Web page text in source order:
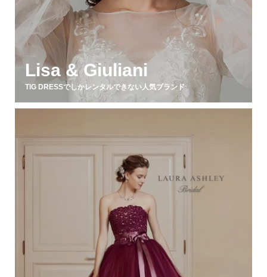
Lisa & Giuliani
TIG DRESSでしかレンタルできない人気ブランド